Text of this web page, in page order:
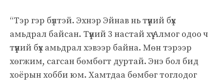
“Тэр гэр бүлтэй. Эхнэр Эйнав нь түүний бүх
амьдрал байсан. Түүний 3 настай хүү Алмог одоо ч
түүний бүх амьдрал хэвээр байна. Мөн тэрээр
хөгжим, сагсан бөмбөгт дуртай. Энэ бол бид
хоёрын хобби юм. Хамтдаа бөмбөг тоглодог